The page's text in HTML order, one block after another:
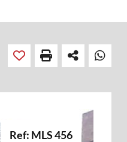
Ref: MLS 456